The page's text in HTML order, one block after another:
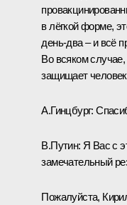
в лёгкой форме,
день-два – и всё
Во всяком случае,
защищает
А.Гинцбург:
В.Путин: Я Вас с
замечательный
Пожалуйста,